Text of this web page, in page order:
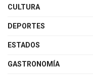
CULTURA
DEPORTES
ESTADOS
GASTRONOMÍA